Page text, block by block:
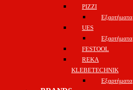
PIZZI
Εξαρτήματα
UES
Εξαρτήματα
FESTOOL
REKA
KLEBETECHNIK
Εξαρτήματα